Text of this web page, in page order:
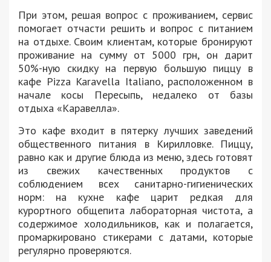
При этом, решая вопрос с проживанием, сервис
помогает отчасти решить и вопрос с питанием
на отдыхе. Своим клиентам, которые бронируют
проживание на сумму от 5000 грн, он дарит
50%-ную скидку на первую большую пиццу в
кафе Pizza Karavella Italiano, расположенном в
начале косы Пересыпь, недалеко от базы
отдыха «Каравелла».
Это кафе входит в пятерку лучших заведений
общественного питания в Кирилловке. Пиццу,
равно как и другие блюда из меню, здесь готовят
из свежих качественных продуктов с
соблюдением всех санитарно-гигиенических
норм: на кухне кафе царит редкая для
курортного общепита лабораторная чистота, а
содержимое холодильников, как и полагается,
промаркировано стикерами с датами, которые
регулярно проверяются.